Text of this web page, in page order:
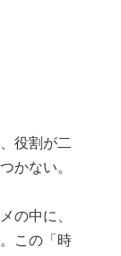
役割が二
かない。
の中に、
この「時